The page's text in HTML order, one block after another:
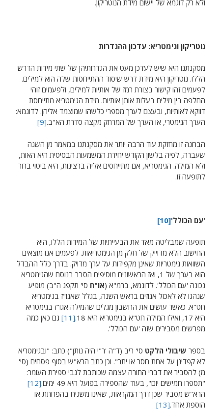
ולא רק דוגמא של יישום מידת הנוטריקון.
נוטריקון וגימטריא: עדכון ההגדרות
מסקנתנו היא שיש לעדכן מעט את הגדרותיהן של שתי מידות הדרש
הללו. נוטריקון היא מידת דרש שיסוד ההתייחסות שלה הוא למילים.
לפעמים זהו קישור בצורת רמז של אותיות למילים, ולפעמים זוהי
החלפה בין מילים בעלות אותן אותיות. מידת הגימטריא מתייחסת
דווקא לאותיות, ובעצם לערך מספרי כלשהו שמוצמד אליהן. לדוגמא:
הערך הגימטרי, או הערך של המרחק מקצה סדרת הא"ב.[9]
הבחנה זו מחזקת עוד הרבה יותר את מסקנתנו במאמר מן השנה
שעברה, לפיה בלשון הקודש יחידת המשמעות הבסיסית היא האות,
ולא המילה. הגימטריא, אם מתייחסים אליה ברצינות, היא ביטוי ברור
לתופעה זו.
'עם הכולל'[10]
תופעה שמבליטה מאד את הבעייתיות של המידות הללו, היא
החישוב הלא מדוייק של חלק מן הגימטריאות. לפעמים אנו מוצאים
השוואות גימטריות שאינן מקפידות על ערך מדויק. בדרך כלל ההבדל
הוא בערך של 1, ואז הראשונים מוסיפים הסבר בנוסח שהגימטריא
נכונה 'עם הכולל'. לדוגמא, ברמ"א (או"ח סי' תקפג ה"ב) מופיע
שנהגו לא לאכול אגוזים בראש השנה, בגלל שאגו"ז בגימטריא
חט"א. כאשר עושים את החשבון מגלים שהמילה אגו"ז בגימטריא
היא 17, ואילו המילה חט"א בגימטריא היא 18.
[11]
גם כאן כמה
מפרשים מסבירים שזה 'עם הכולל'.
בספר שיבולי הלקט סי' ריב (ד"ה 'ר"י היה נותן") כתב: "ובגימטריא
לא קפדינן על אחת חסר או יתר". וכן כתב הרא"ש בסוף פסחים (סי'
מ) להסביר את דברי התורה עצמה שכותבת לגבי ספירת העומר:
"תספרו חמישים יום", בעוד שהספירה בפועל היא 49 ימים.
[12]
הרא"ש מסביר שכן דרך המקראות, שאינו משגיח בהפחתת או
הוספת אחד.[13]